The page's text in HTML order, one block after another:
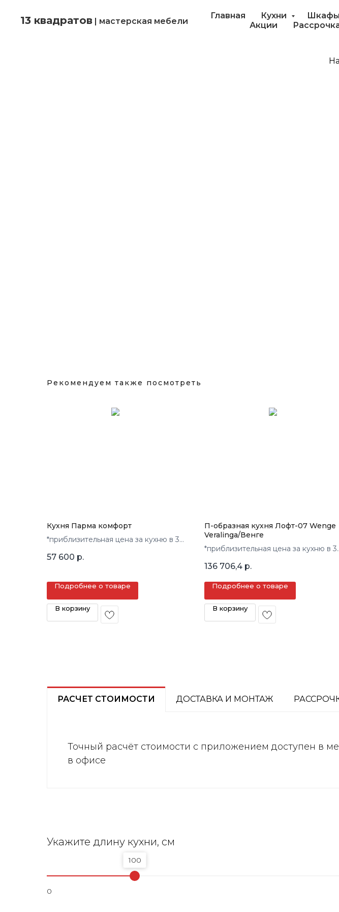
13 квадратов | мастерская мебели
Главная Кухни
Акции
Рекомендуем также посмотреть
Кухня Парма комфорт
*приблизительная цена за кухню в 3
57 600 р.
Подробнее о товаре
В корзину
П-образная кухня Лофт-07 Wenge
Veralinga/Венге
*приблизительная цена за кухню в 3
136 706,4 р.
Подробнее о товаре
В корзину
РАСЧЕТ СТОИМОСТИ ДОСТАВКА И МОНТАЖ
Точный расчёт стоимости с приложением доступен в
в офисе
Укажите длину кухни, см
100
0